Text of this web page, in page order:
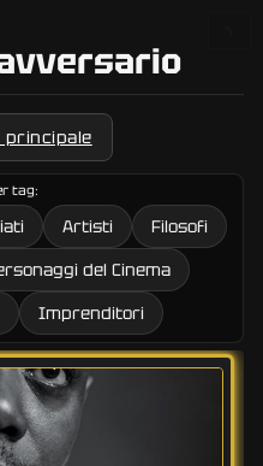
principale
tag:
Artisti
Filosofi
del Cinema
Imprenditori